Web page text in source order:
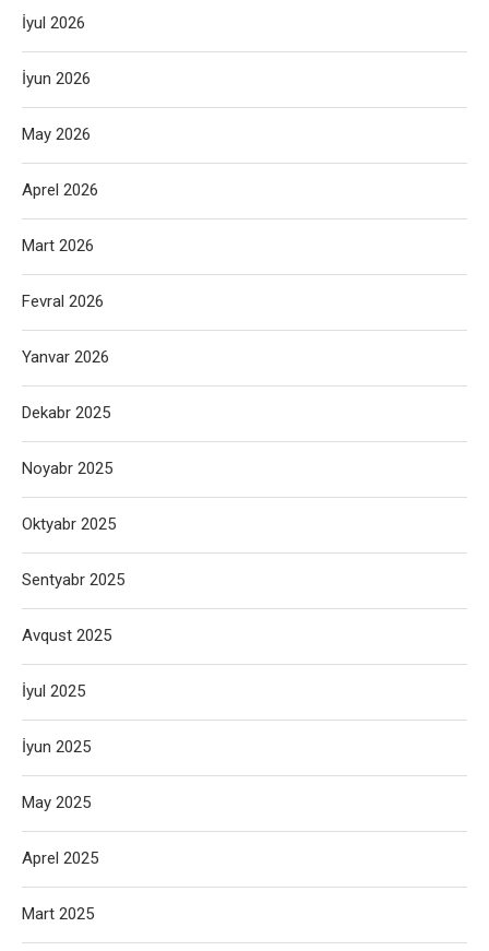
İyul 2026
İyun 2026
May 2026
Aprel 2026
Mart 2026
Fevral 2026
Yanvar 2026
Dekabr 2025
Noyabr 2025
Oktyabr 2025
Sentyabr 2025
Avqust 2025
İyul 2025
İyun 2025
May 2025
Aprel 2025
Mart 2025